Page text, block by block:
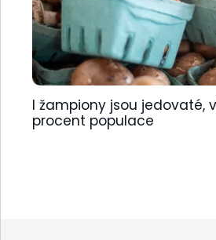
I žampiony jsou jedovaté,
procent populace